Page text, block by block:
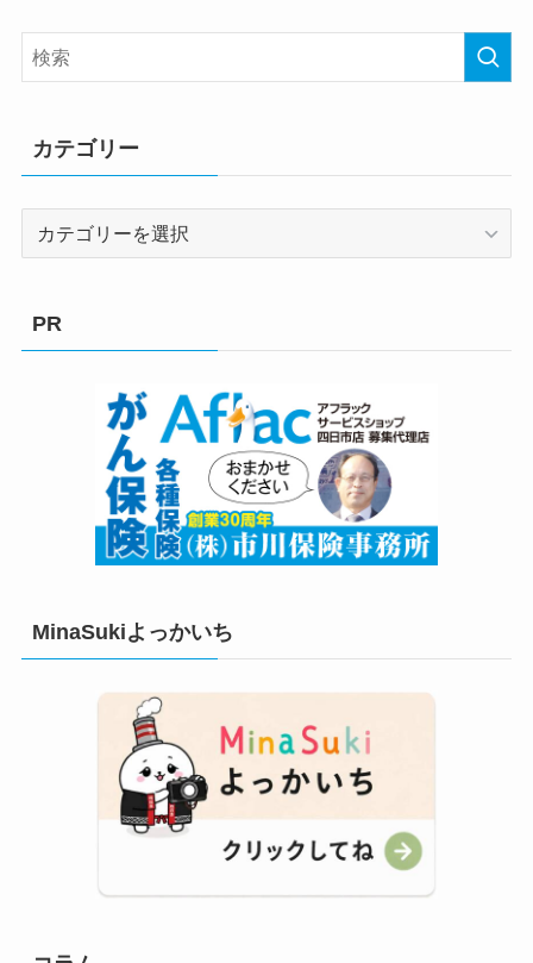
カテゴリー
PR
MinaSukiよっかいち